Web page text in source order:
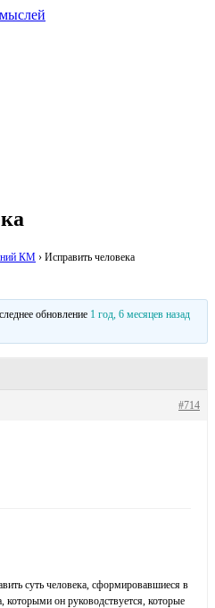
КМ › Исправить человека
обновление 1 год, 6 месяцев назад
#714
суть человека, сформировавшиеся в
которыми он руководствуется, которые